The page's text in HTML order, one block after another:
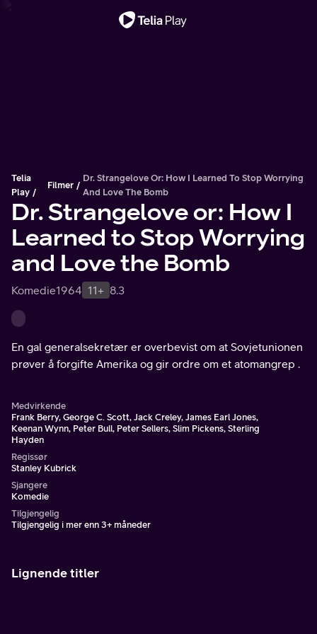
Telia
Play
Filmer
Dr. Strangelove Or: How I Learned To Stop Worrying
And Love The Bomb
Dr. Strangelove or: How I
Learned to Stop Worrying
and Love the Bomb
Komedie1964 11+ 8.3
En gal generalsekretær er overbevist om at Sovjetunionen
prøver å forgifte Amerika og gir ordre om et atomangrep .
Medvirkende
Frank Berry, George C. Scott, Jack Creley, James Earl Jones,
Keenan Wynn, Peter Bull, Peter Sellers, Slim Pickens, Sterling
Hayden
Regissør
Stanley Kubrick
Sjangere
Komedie
Tilgjengelig
Tilgjengelig i mer enn 3+ måneder
Lignende titler